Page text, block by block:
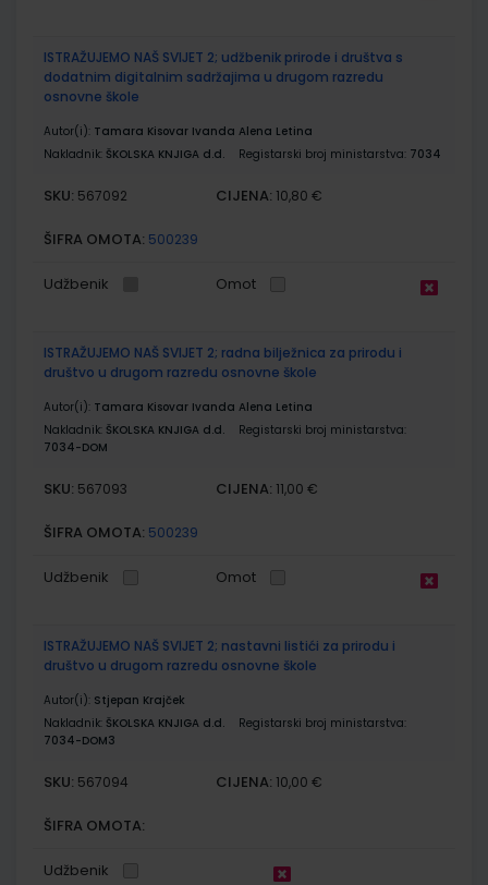
ISTRAŽUJEMO NAŠ SVIJET 2; udžbenik prirode i društva s
dodatnim digitalnim sadržajima u drugom razredu
osnovne škole
Autor(i): Tamara Kisovar Ivanda Alena Letina
Nakladnik: ŠKOLSKA KNJIGA d.d. Registarski broj ministarstva: 7034
SKU: 567092 CIJENA: 10,80 €
ŠIFRA OMOTA: 500239
Udžbenik Omot
ISTRAŽUJEMO NAŠ SVIJET 2; radna bilježnica za prirodu i
društvo u drugom razredu osnovne škole
Autor(i): Tamara Kisovar Ivanda Alena Letina
Nakladnik: ŠKOLSKA KNJIGA d.d.
Registarski broj ministarstva:
7034-DOM
SKU: 567093 CIJENA: 11,00 €
ŠIFRA OMOTA: 500239
Udžbenik Omot
ISTRAŽUJEMO NAŠ SVIJET 2; nastavni listići za prirodu i
društvo u drugom razredu osnovne škole
Autor(i): Stjepan Krajček
Nakladnik: ŠKOLSKA KNJIGA d.d.
Registarski broj ministarstva:
7034-DOM3
SKU: 567094 CIJENA: 10,00 €
ŠIFRA OMOTA:
Udžbenik